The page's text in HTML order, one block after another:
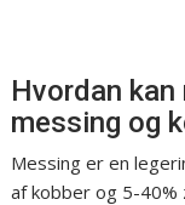
Hvordan
messing og
Messing er en
af kobber og 5-